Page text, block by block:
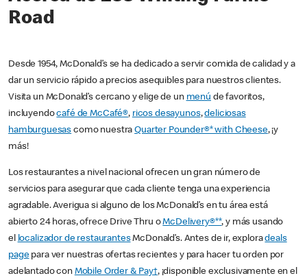
Road
Desde 1954, McDonald’s se ha dedicado a servir comida de calidad y a
dar un servicio rápido a precios asequibles para nuestros clientes.
Visita un McDonald’s cercano y elige de un menú de favoritos,
incluyendocafé de McCafé®, ricos desayunos,deliciosas
hamburguesas como nuestraQuarter Pounder®* with Cheese, ¡y
más!
Los restaurantes a nivel nacional ofrecen un gran número de
servicios para asegurar que cada cliente tenga una experiencia
agradable. Averigua si alguno de los McDonald’s en tu área está
abierto 24 horas, ofrece Drive Thru oMcDelivery®**, y más usando
el localizador de restaurantesMcDonald’s. Antes de ir, exploradeals
pagepara ver nuestras ofertas recientes y para hacer tu orden por
adelantado con Mobile Order & Pay†, ¡disponible exclusivamente en el